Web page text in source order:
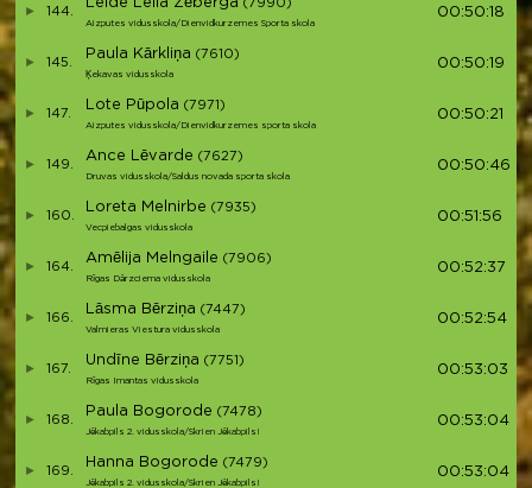
144.
(7990)
Aizputes vidusskola/Dienvidkurzemes Sporta skola
00:50:18
145.
Paula Kārkliņa (7610)
Ķekavas vidusskola
00:50:19
147.
Lote Pūpola (7971)
Aizputes vidusskola/Dienvidkurzemes sporta skola
00:50:21
149.
Ance Lēvarde (7627)
Druvas vidusskola/Saldus novada sporta skola
00:50:46
160.
Loreta Melnirbe (7935)
Vecpiebalgas vidusskola
00:51:56
164.
Amēlija Melngaile (7906)
Rīgas Dārzciema vidusskola
00:52:37
166.
Lāsma Bērziņa (7447)
Valmieras Viestura vidusskola
00:52:54
167.
Undīne Bērziņa (7751)
Rīgas Imantas vidusskola
00:53:03
168.
Paula Bogorode (7478)
Jēkabpils 2. vidusskola/Skrien Jēkabpils!
00:53:04
169.
Hanna Bogorode (7479)
Jēkabpils 2. vidusskola/Skrien Jēkabpils!
00:53:04